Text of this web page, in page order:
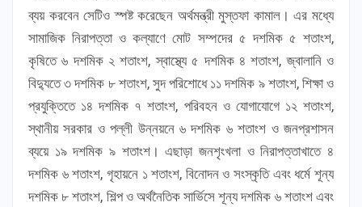
ব্যয় করবেন সেটিও স্পষ্ট করেছেন অর্থমন্ত্রী মুস্তফা কামাল। এর মধ্যে
সামাজিক নিরাপত্তা ও কল্যাণে মোট সম্পদের ৫ দশমিক ৫ শতাংশ,
কৃষিতে ৬ দশমিক ২ শতাংশ, স্বাস্থ্যে ৫ দশমিক ৪ শতাংশ, জ্বালানি ও
বিদ্যুতে ৩ দশমিক ৮ শতাংশ, সুদ পরিশোধে ১১ দশমিক ৯ শতাংশ, শিক্ষা ও
প্রযুক্তিতে ১৪ দশমিক ৭ শতাংশ, পরিবহন ও যোগাযোগে ১২ শতাংশ,
স্থানীয় সরকার ও পল্লী উন্নয়নে ৬ দশমিক ৬ শতাংশ ও জনপ্রশাসন
ব্যয়ে ১৯ দশমিক ৯ শতাংশ। এছাড়া জনশৃংখলা ও নিরাপত্তাখাতে ৪
দশমিক ৬ শতাংশ, গৃহায়নে ১ শতাংশ, বিনোদন ও সংস্কৃতি এবং ধর্মে শূন্য
দশমিক ৮ শতাংশ, শিল্প ও অর্থনৈতিক সার্ভিসে শূন্য দশমিক ৬ শতাংশ এবং